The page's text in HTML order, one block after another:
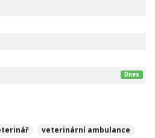
Dnes
veterinární ambulance